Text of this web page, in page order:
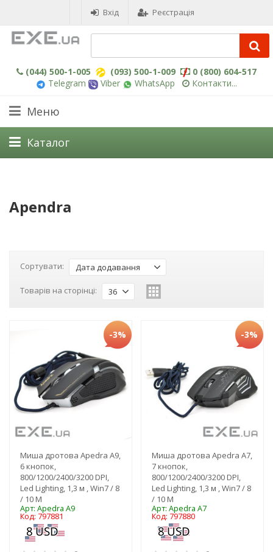
Вхід Реєстрація
(044) 500-1-005 (093) 500-1-009
0 (800) 604-517
Telegram
Viber WhatsApp Контакти...
Меню
Каталог
Apendra
Сортувати: Дата додавання
Товарів на сторінці: 36
-3%
Миша дротова Apedra A9,
6 кнопок,
800/1200/2400/3200 DPI,
Led Lighting, 1,3 м , Win7 / 8
/ 10 M
Арт: Apedra A9
Код: 797881
-3%
Миша дротова Apedra A7,
7 кнопок,
800/1200/2400/3200 DPI,
Led Lighting, 1,3 м , Win7 / 8
/ 10 M
Арт: Apedra A7
Код: 797880